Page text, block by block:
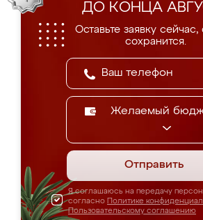
ДО КОНЦА
Оставьте заявку сейчас,
сохранится.
Желаемый
Отправить
Я соглашаюсь на передачу
согласно Политике
Пользовательскому соглашению